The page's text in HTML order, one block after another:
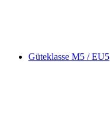
Güteklasse M5 / EU5